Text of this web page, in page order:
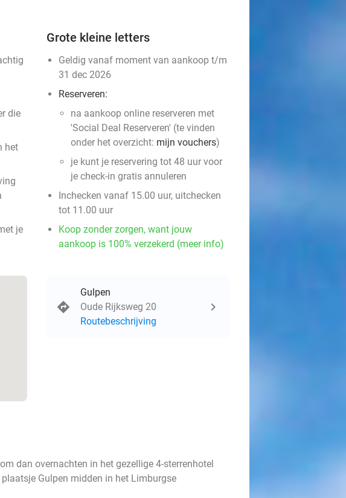
die
het
je
Grote kleine letters
Geldig vanaf moment van aankoop t/m
31 dec 2026
Reserveren:
na aankoop online reserveren met
'Social Deal Reserveren' (te vinden
onder het overzicht: mijn vouchers)
je kunt je reservering tot 48 uur voor
je check-in gratis annuleren
Inchecken vanaf 15.00 uur, uitchecken
tot 11.00 uur
Koop zonder zorgen, want jouw
aankoop is 100% verzekerd (meer info)
Gulpen
Oude Rijksweg 20
Routebeschrijving
dan overnachten in het gezellige 4-sterrenhotel
Gulpen midden in het Limburgse